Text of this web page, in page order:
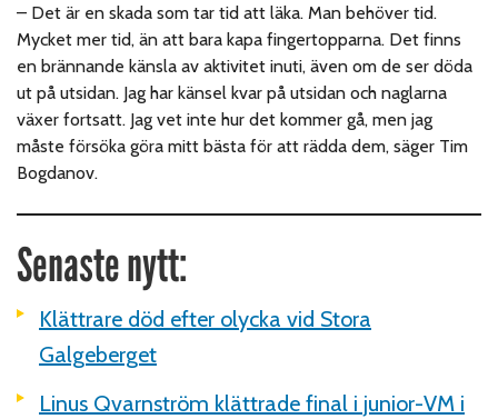
– Det är en skada som tar tid att läka. Man behöver tid.
Mycket mer tid, än att bara kapa fingertopparna. Det finns
en brännande känsla av aktivitet inuti, även om de ser döda
ut på utsidan. Jag har känsel kvar på utsidan och naglarna
växer fortsatt. Jag vet inte hur det kommer gå, men jag
måste försöka göra mitt bästa för att rädda dem, säger Tim
Bogdanov.
Senaste nytt:
Klättrare död efter olycka vid Stora
Galgeberget
Linus Qvarnström klättrade final i junior-VM i